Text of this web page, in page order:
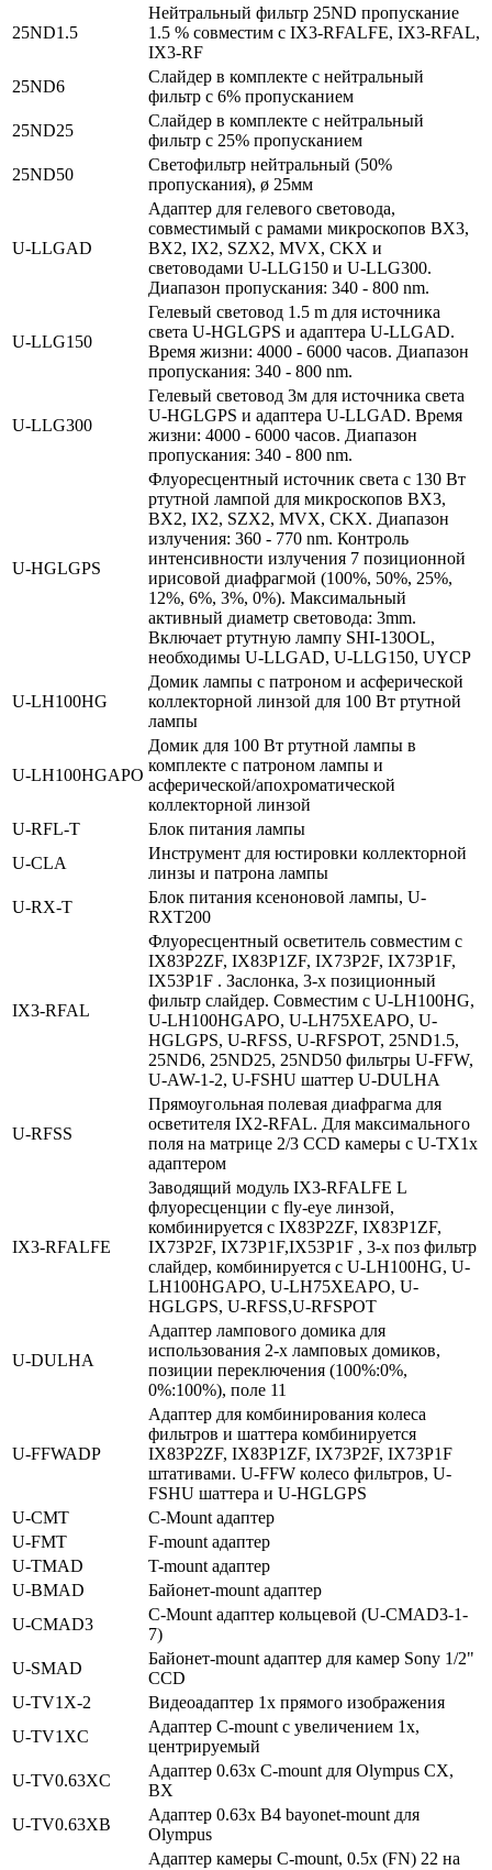
25ND1.5
Нейтральный фильтр 25ND пропускание
1.5 % совместим с IX3-RFALFE, IX3-RFAL,
IX3-RF
25ND6
Слайдер в комплекте с нейтральный
фильтр с 6% пропусканием
25ND25
Слайдер в комплекте с нейтральный
фильтр с 25% пропусканием
25ND50
Светофильтр нейтральный (50%
пропускания), ø 25мм
U‑LLGAD
Адаптер для гелевого световода,
совместимый с рамами микроскопов BX3,
BX2, IX2, SZX2, MVX, CKX и
световодами U-LLG150 и U-LLG300.
Диапазон пропускания: 340 - 800 nm.
U‑LLG150
Гелевый световод 1.5 m для источника
света U-HGLGPS и адаптера U-LLGAD.
Время жизни: 4000 - 6000 часов. Диапазон
пропускания: 340 - 800 nm.
U‑LLG300
Гелевый световод 3м для источника света
U-HGLGPS и адаптера U-LLGAD. Время
жизни: 4000 - 6000 часов. Диапазон
пропускания: 340 - 800 nm.
U‑HGLGPS
Флуоресцентный источник света с 130 Вт
ртутной лампой для микроскопов BX3,
BX2, IX2, SZX2, MVX, CKX. Диапазон
излучения: 360 - 770 nm. Контроль
интенсивности излучения 7 позиционной
ирисовой диафрагмой (100%, 50%, 25%,
12%, 6%, 3%, 0%). Максимальный
активный диаметр световода: 3mm.
Включает ртутную лампу SHI-130OL,
необходимы U-LLGAD, U-LLG150, UYCP
U‑LH100HG
Домик лампы с патроном и асферической
коллекторной линзой для 100 Вт ртутной
лампы
U‑LH100HGAPO
Домик для 100 Вт ртутной лампы в
комплекте с патроном лампы и
асферической/апохроматической
коллекторной линзой
U‑RFL‑T
Блок питания лампы
U‑CLA
Инструмент для юстировки коллекторной
линзы и патрона лампы
U‑RX‑T
Блок питания ксеноновой лампы, U-
RXT200
IX3‑RFAL
Флуоресцентный осветитель совместим с
IX83P2ZF, IX83P1ZF, IX73P2F, IX73P1F,
IX53P1F . Заслонка, 3-х позиционный
фильтр слайдер. Совместим с U-LH100HG,
U-LH100HGAPO, U-LH75XEAPO, U-
HGLGPS, U-RFSS, U-RFSPOT, 25ND1.5,
25ND6, 25ND25, 25ND50 фильтры U-FFW,
U-AW-1-2, U-FSHU шаттер U-DULHA
U‑RFSS
Прямоугольная полевая диафрагма для
осветителя IX2-RFAL. Для максимального
поля на матрице 2/3 CCD камеры с U-TX1x
адаптером
IX3‑RFALFE
Заводящий модуль IX3-RFALFE L
флуоресценции с fly-eye линзой,
комбинируется с IX83P2ZF, IX83P1ZF,
IX73P2F, IX73P1F,IX53P1F , 3-х поз фильтр
слайдер, комбинируется с U-LH100HG, U-
LH100HGAPO, U-LH75XEAPO, U-
HGLGPS, U-RFSS,U-RFSPOT
U‑DULHA
Адаптер лампового домика для
использования 2-х ламповых домиков,
позиции переключения (100%:0%,
0%:100%), поле 11
U‑FFWADP
Адаптер для комбинирования колеса
фильтров и шаттера комбинируется
IX83P2ZF, IX83P1ZF, IX73P2F, IX73P1F
штативами. U-FFW колесо фильтров, U-
FSHU шаттера и U-HGLGPS
U‑CMT
C-Mount адаптер
U‑FMT
F-mount адаптер
U‑TMAD
T-mount адаптер
U‑BMAD
Байонет-mount адаптер
U‑CMAD3
C-Mount адаптер кольцевой (U-CMAD3-1-
7)
U‑SMAD
Байонет-mount адаптер для камер Sony 1/2"
CCD
U‑TV1X‑2
Видеоадаптер 1x прямого изображения
U‑TV1XC
Адаптер C-mount с увеличением 1х,
центрируемый
U‑TV0.63XC
Адаптер 0.63x C-mount для Olympus CX,
BX
U‑TV0.63XB
Адаптер 0.63x B4 bayonet-mount для
Olympus
Адаптер камеры C-mount, 0.5x (FN) 22 на